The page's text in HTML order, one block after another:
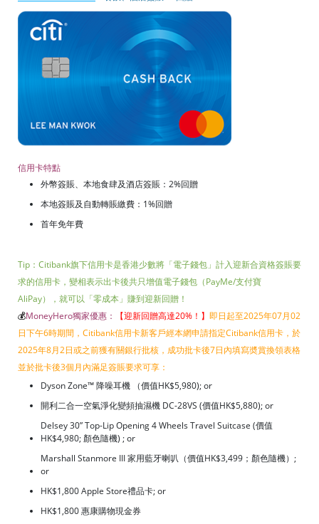
信用卡特點
外幣簽賬、本地食肆及酒店簽賬：2%回贈
本地簽賬及自動轉賬繳費：1%回贈
首年免年費
Tip：Citibank旗下信用卡是香港少數將「電子錢包」計入迎新合資格簽賬要
求的信用卡，變相表示出卡後共只增值電子錢包（PayMe/支付寶
AliPay），就可以「零成本」賺到迎新回贈！
💰MoneyHero獨家優惠： 【迎新回贈高達20%！ 】 即日起至2025年07月02
日下午6時期間，Citibank信用卡新客戶經本網申請指定Citibank信用卡，於
2025年8月2日或之前獲有關銀行批核，成功批卡後7日內填寫奬賞換領表格
並於批卡後3個月內滿足簽賬要求可享：
Dyson Zone™ 降噪耳機 （價值HK$5,980); or
開利二合一空氣淨化變頻抽濕機 DC-28VS (價值HK$5,880); or
Delsey 30” Top-Lip Opening 4 Wheels Travel Suitcase (價值
HK$4,980; 顏色隨機) ; or
Marshall Stanmore III 家用藍牙喇叭（價值HK$3,499；顏色隨機）;
or
HK$1,800 Apple Store禮品卡; or
HK$1,800 惠康購物現金券